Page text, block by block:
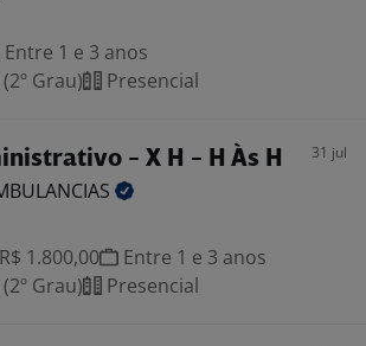
Entre 1 e 3 anos
Grau)
Presencial
- X H - H Às H 31 jul
1.800,00
Entre 1 e 3 anos
Grau)
Presencial